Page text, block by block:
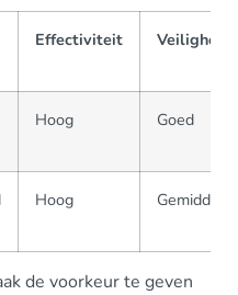
Effectiviteit Veiligheid
Hoog Goed
Hoog Gemiddeld
de voorkeur te geven